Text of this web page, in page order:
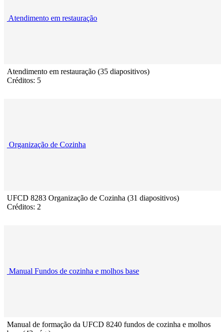
Atendimento em restauração
Atendimento em restauração (35 diapositivos)
Créditos: 5
Organização de Cozinha
UFCD 8283 Organização de Cozinha (31 diapositivos)
Créditos: 2
Manual Fundos de cozinha e molhos base
Manual de formação da UFCD 8240 fundos de cozinha e molhos